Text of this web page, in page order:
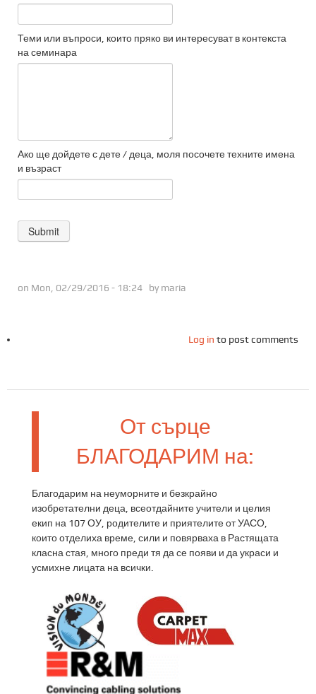
Теми или въпроси, които пряко ви интересуват в контекста
на семинара
Ако ще дойдете с дете / деца, моля посочете техните имена
и възраст
on Mon, 02/29/2016 - 18:24 by maria
Log in to post comments
От сърце
БЛАГОДАРИМ на:
Благодарим на неуморните и безкрайно
изобретателни деца, всеотдайните учители и целия
екип на 107 ОУ, родителите и приятелите от УАСО,
които отделиха време, сили и повярваха в Растящата
класна стая, много преди тя да се появи и да украси и
усмихне лицата на всички.